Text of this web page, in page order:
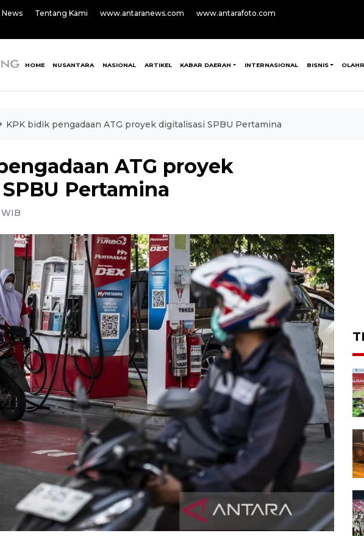
News Tentang Kami www.antaranews.com
www.antarafoto.com
HOME NUSANTARA NASIONAL ARTIKEL KABAR DAERAH INTERNASIONAL BISNIS
KPK bidik pengadaan ATG proyek digitalisasi SPBU Pertamina
ATG proyek
Pertamina
WIB